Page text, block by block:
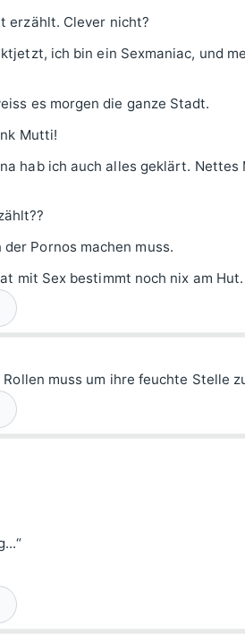
erzählt. Clever nicht?
ich bin ein Sexmaniac, und
es morgen die ganze Stadt.
Mutti!
hab ich auch alles geklärt. Nettes
Pornos machen muss.
mit Sex bestimmt noch nix am Hut.
muss um ihre feuchte Stelle